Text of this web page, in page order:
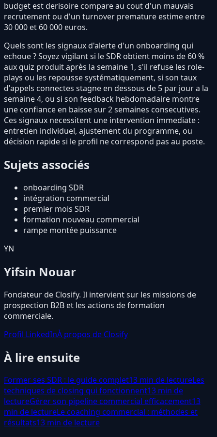
budget est derisoire compare au cout d'un mauvais
recrutement ou d'un turnover premature estime entre
30 000 et 60 000 euros.
Quels sont les signaux d'alerte d'un onboarding qui
echoue ? Soyez vigilant si le SDR obtient moins de 60 %
aux quiz produit après la semaine 1, s'il refuse les role-
plays ou les repousse systématiquement, si son taux
d'appels connectes stagne en dessous de 5 par jour a la
semaine 4, ou si son feedback hebdomadaire montre
une confiance en baisse sur 2 semaines consecutives.
Ces signaux necessitent une intervention immediate :
entretien individuel, ajustement du programme, ou
décision rapide si le profil ne correspond pas au poste.
Sujets associés
onboarding SDR
intégration commercial
premier mois SDR
formation nouveau commercial
rampe montée puissance
YN
Yifsin Nouar
Fondateur de Closify. Il intervient sur les missions de
prospection B2B et les actions de formation
commerciale.
Profil LinkedInÀ propos de Closify
À lire ensuite
Former ses SDR : le guide complet13 min de lectureLes
techniques de closing qui fonctionnent13 min de
lectureGérer son pipeline commercial efficacement13
min de lectureLe coaching commercial : méthodes et
résultats13 min de lecture